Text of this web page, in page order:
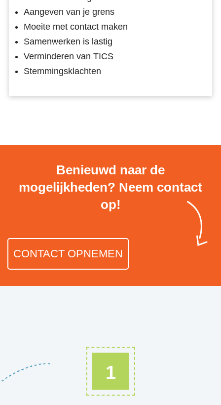
Aangeven van je grens
Moeite met contact maken
Samenwerken is lastig
Verminderen van TICS
Stemmingsklachten
Benieuwd naar de
mogelijkheden? Neem contact
op!
CONTACT OPNEMEN
1